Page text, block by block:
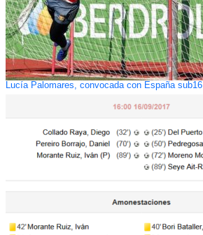
Lucía Palomares, convocada con España sub16